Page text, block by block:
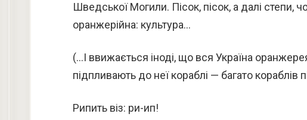
Шведської Могили. Пісок, пісок, а далі степи,
оранжерійна: культура…
(…І ввижається іноді, що вся Україна
підпливають до неї кораблі — багато кораблів
Рипить віз: ри-ип!